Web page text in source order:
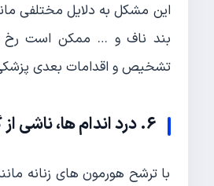
این مشکل به دلایل مختلفی
بند ناف و … ممکن است رخ
تشخیص و اقدامات بعدی
6. درد اندام ها، ناشی از گرفتگی عضلانی
با ترشح هورمون های زنانه